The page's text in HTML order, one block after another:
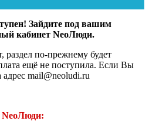
Зайдите под вашим
кабинет NeoЛюди.
раздел по-прежнему будет
ещё не поступила. Если Вы
mail@neoludi.ru